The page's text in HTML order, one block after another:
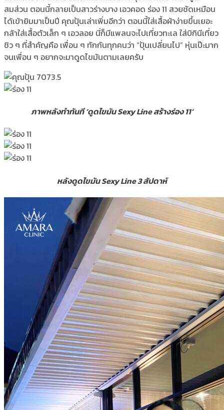
สมส่วน ตอนนี้กลายเป็นสาวร่างบาง เอวคอด ร่อง 11 สวยชัดเหมือน
ได้เข้ายิมมาเป็นปี คุณปุ้นเล่าเพิ่มอีกว่า ตอนนี้ใส่เสื้อผ้าง่ายขึ้นเยอะ
กล้าใส่เสื้อตัวเล็ก ๆ เอวลอย นี่ก็มีแพลนจะไปเที่ยวทะเล ใส่บิกินีเที่ยว
ชิว ๆ ที่สำคัญคือ เพื่อน ๆ ทักกันทุกคนว่า “ปุ้นเปลี่ยนไป” หุ่นเป๊ะมาก
จนเพื่อน ๆ อยากจะมาดูดไขมันตามเลยครับ
ภาพหลังทำทันที ‘ดูดไขมัน Sexy Line สร้างร่อง 11’
หลังดูดไขมัน Sexy Line 3 สัปดาห์